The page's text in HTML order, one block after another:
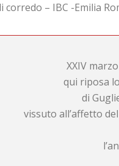
corredo – IBC -Emilia
XXIV
qui riposa
di
vissuto all’affetto